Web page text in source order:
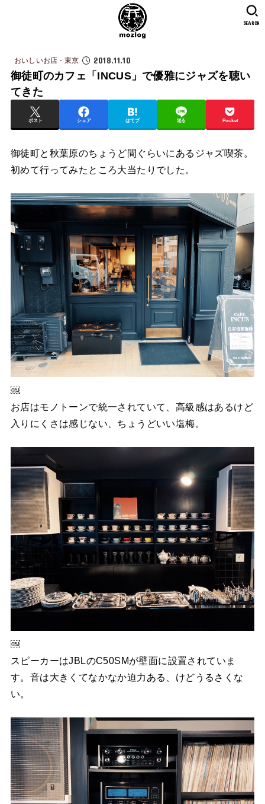
SEARCH
おいしいお店 - 東京 2018.11.10
御徒町のカフェ「INCUS」で優雅にジャズを聴い
てきた
ポスト シェア はてブ 送る Pocket
御徒町と秋葉原のちょうど間ぐらいにあるジャズ喫茶。
初めて行ってみたところ大当たりでした。
￼
お店はモノトーンで統一されていて、高級感はあるけど
入りにくさは感じない、ちょうどいい塩梅。
￼
スピーカーはJBLのC50SMが壁面に設置されていま
す。音は大きくてなかなか迫力ある、けどうるさくな
い。